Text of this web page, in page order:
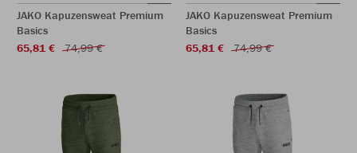
JAKO Kapuzensweat Premium
Basics
65,81 €
74,99 €
JAKO Kapuzensweat Premium
Basics
65,81 €
74,99 €